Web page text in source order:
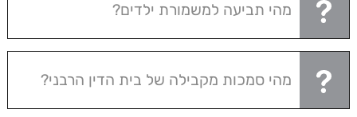
מהי תביעה למשמורת ילדים?
מהי סמכות מקבילה של בית הדין הרבני?